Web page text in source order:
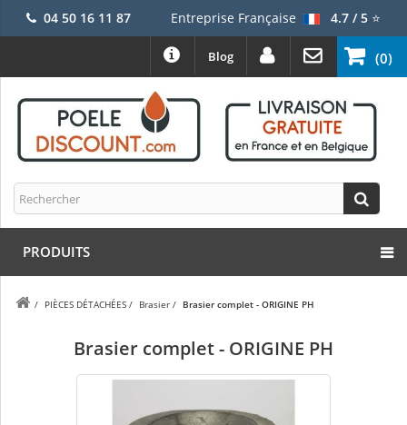
04 50 16 11 87 Entreprise Française 4.7 / 5⭐
(0)
Blog
PRODUITS
/ PIÈCES DÉTACHÉES / Brasier / Brasier complet - ORIGINE PH
Brasier complet - ORIGINE PH